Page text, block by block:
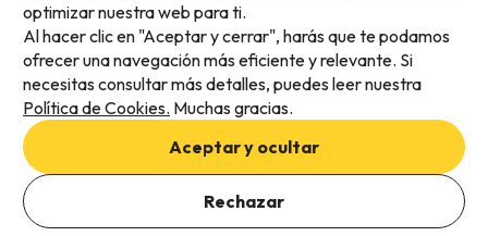
Añade las fechas para comprobar la disponibilidad
Añadir fechas
Métodos de pago disponibles
Condiciones generales
Privacidad de datos
Política de cookies
optimizar nuestra web para ti.
Al hacer clic en "Aceptar y cerrar", harás que te podamos
ofrecer una navegación más eficiente y relevante. Si
necesitas consultar más detalles, puedes leer nuestra
Política de Cookies. Muchas gracias.
Aceptar y ocultar
Rechazar